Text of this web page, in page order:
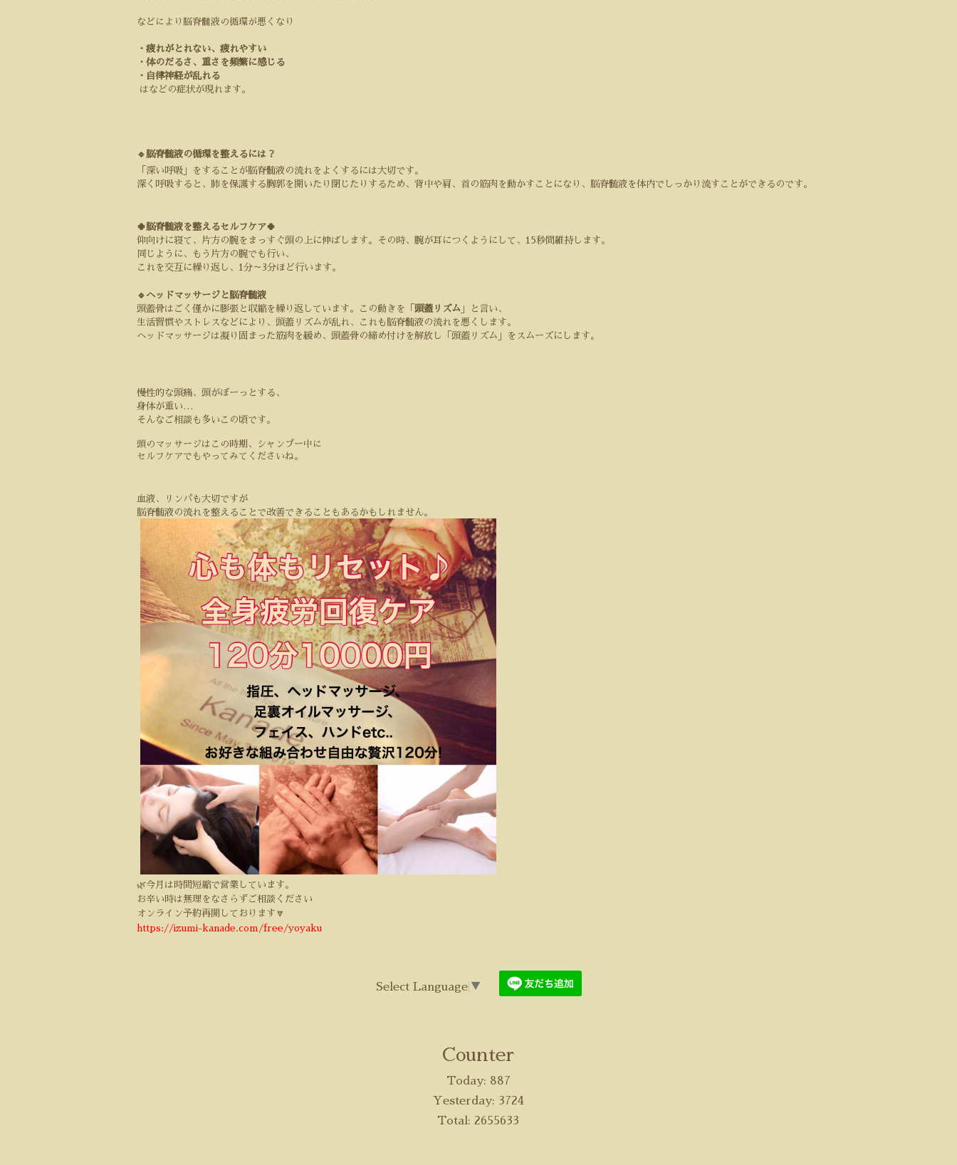
などにより脳脊髄液の循環が悪くなり
・疲れがとれない、疲れやすい
・体のだるさ、重さを頻繁に感じる
・自律神経が乱れる
はなどの症状が現れます。
🔹脳脊髄液の循環を整えるには？
「深い呼吸」をすることが脳脊髄液の流れをよくするには大切です。
深く呼吸すると、肺を保護する胸郭を開いたり閉じたりするため、背中や肩、首の筋肉を動かすことになり、脳脊髄液を体内でしっかり流すことができるのです。
🍀脳脊髄液を整えるセルフケア🍀
仰向けに寝て、片方の腕をまっすぐ頭の上に伸ばします。その時、腕が耳につくようにして、 15秒間維持します。
同じように、もう片方の腕でも行い、
これを交互に繰り返し、 1 分～3分ほど行います。
🔹ヘッドマッサージと脳脊髄液
頭蓋骨はごく僅かに膨張と収縮を繰り返しています。この動きを「 頭蓋リズム 」と言い、
生活習慣やストレスなどにより、頭蓋リズムが乱れ、これも脳脊髄液の流れを悪くします。
ヘッドマッサージは凝り固まった筋肉を緩め、頭蓋骨の締め付けを解放し「頭蓋リズム」をスムーズにします。
慢性的な頭痛、頭がぼーっとする、
身体が重い …
そんなご相談も多いこの頃です。
頭のマッサージはこの時期、シャンプー中に
セルフケアでも やってみてくださいね。
血液、リンパも大切ですが
脳脊髄液の流れを整えることで改善できることもあるかもしれません。
🌿今月は時間短縮で営業しています。
お辛い時は無理をなさらずご相談ください
オンライン予約再開しております🔽
https://izumi-kanade.com/free/yoyaku
Select Language ▼
Counter
Today: 887
Yesterday: 3724
Total: 2655633